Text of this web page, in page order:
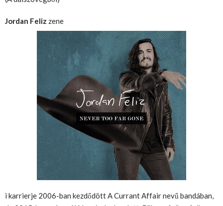
Jordan Feliz zene
i karrierje 2006-ban kezdődött A Currant Affair nevű bandában,